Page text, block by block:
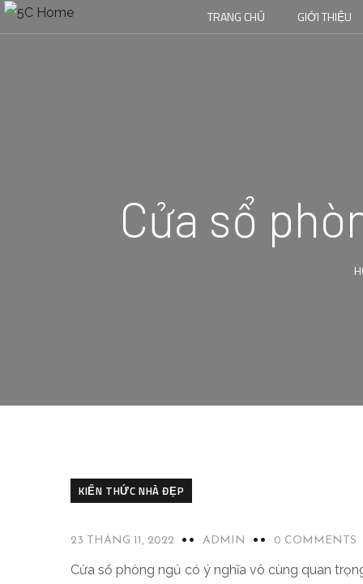
TRANG CHỦ GIỚI THIỆU
Cửa sổ
KIẾN THỨC NHÀ ĐẸP
23 THÁNG 11, 2022 ADMIN 0 COMMENTS
Cửa sổ phòng ngủ có ý nghĩa vô cùng quan